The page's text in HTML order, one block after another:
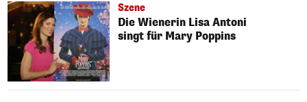
Szene
Die Wienerin Lisa Antoni
singt für Mary Poppins